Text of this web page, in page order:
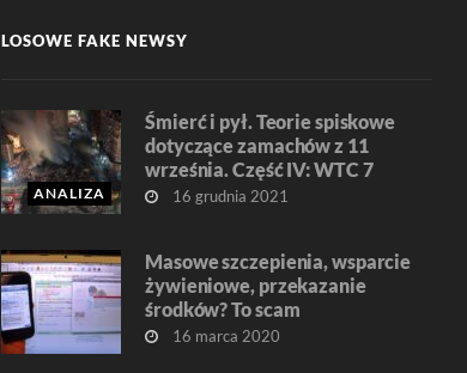
LOSOWE FAKE NEWSY
ANALIZA
Śmierć i pył. Teorie spiskowe
dotyczące zamachów z 11
września. Część IV: WTC 7
16 grudnia 2021
Masowe szczepienia, wsparcie
żywieniowe, przekazanie
środków? To scam
16 marca 2020